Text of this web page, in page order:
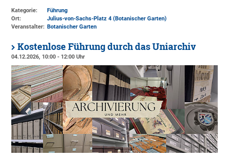
Kategorie:
Führung
Ort:
Julius-von-Sachs-Platz 4 (Botanischer Garten)
Veranstalter: Botanischer Garten
Kostenlose Führung durch das Uniarchiv
04.12.2026, 10:00 - 12:00 Uhr